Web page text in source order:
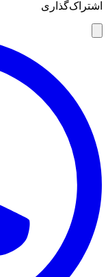
اشتراک‌گذاری